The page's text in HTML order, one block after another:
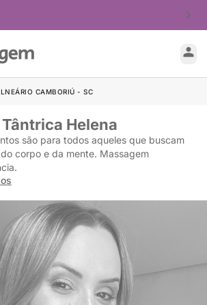
CAMBORIÚ - SC
Helena
são para todos aqueles que buscam
corpo e da mente. Massagem